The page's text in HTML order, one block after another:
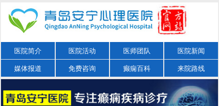
医院简介 医院活动 医师团队 医院新闻
媒体报道 免费咨询 癫痫百科 来院路线